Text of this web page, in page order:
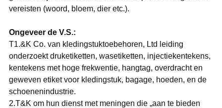
vereisten (woord, bloem, dier etc.).
Ongeveer de V.S.:
T1.&K Co. van kledingstuktoebehoren, Ltd leiding
onderzoekt druketiketten, wasetiketten, injectiekentekens,
kentekens met hoge frekwentie, hangtag, overdracht en
geweven etiket voor kledingstuk, bagage, hoeden, en de
schoenenindustrie.
2.T&K om hun dienst met meningen die „aan te bieden